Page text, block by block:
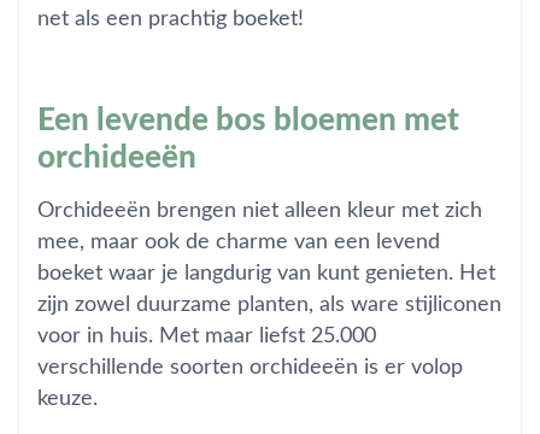
net als een prachtig boeket!
Een levende bos bloemen met
orchideeën
Orchideeën brengen niet alleen kleur met zich
mee, maar ook de charme van een levend
boeket waar je langdurig van kunt genieten. Het
zijn zowel duurzame planten, als ware stijliconen
voor in huis. Met maar liefst 25.000
verschillende soorten orchideeën is er volop
keuze.